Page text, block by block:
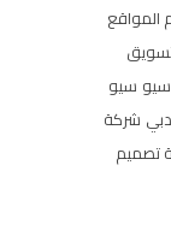
سيو سيو
شركة
تصميم